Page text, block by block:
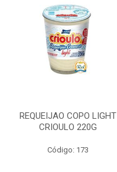
REQUEIJAO COPO LIGHT
CRIOULO 220G
Código: 173